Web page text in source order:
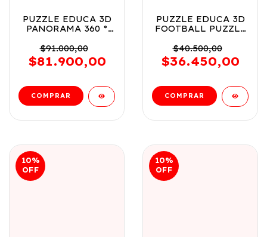
PUZZLE EDUCA 3D
PANORAMA 360 °
SKYLINE 216 PCS
COD 20335
$91.000,00
$81.900,00
PUZZLE EDUCA 3D
FOOTBALL PUZZLE
JUEGA COD 19210
$40.500,00
$36.450,00
10%
OFF
10%
OFF